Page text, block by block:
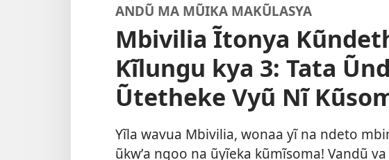
ANDŨ MA MŨIKA MAKŨLASYA
Mbivilia Ĩtonya
Kĩlungu kya 3: Tata
Ũtetheke Vyũ Nĩ
Yĩla wavua Mbivilia, wonaa yĩ na ndeto
ũkwʼa ngoo na ũyĩeka kũmĩsoma! Vandũ